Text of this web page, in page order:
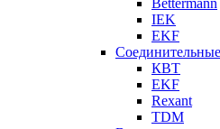
IEK
EKF
КВТ
EKF
Rexant
TDM